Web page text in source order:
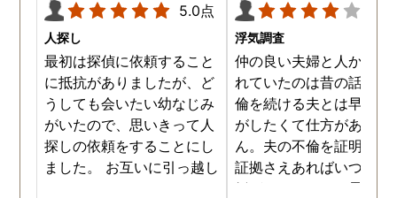
5.0点
人探し
最初は探偵に依頼すること
に抵抗がありましたが、ど
うしても会いたい幼なじみ
がいたので、思いきって人
探しの依頼をすることにし
ました。 お互いに引っ越し
浮気調査
仲の良い夫婦と人から言
れていたのは昔の話で、
倫を続ける夫とは早く離
がしたくて仕方がありま
ん。夫の不倫を証明でき
証拠さえあればいつでも
婚ができるのにと愚痴を